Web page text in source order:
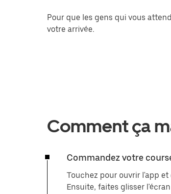
Pour que les gens qui vous
votre arrivée.
Comment ça
Commandez votre
Touchez pour ouvrir l'app
Ensuite, faites glisser